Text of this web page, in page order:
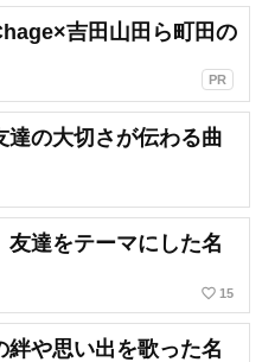
吉田山田ら町田の
PR
の大切さが伝わる曲
達をテーマにした名
favorite_border 15
や思い出を歌った名